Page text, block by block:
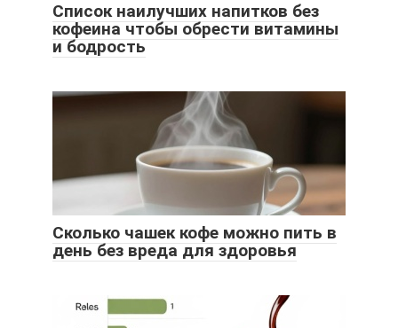
Список наилучших напитков без
кофеина чтобы обрести витамины
и бодрость
Сколько чашек кофе можно пить в
день без вреда для здоровья